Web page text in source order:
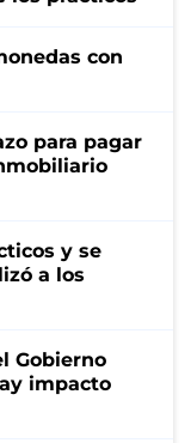
con
para pagar
y se
a los
Gobierno
impacto